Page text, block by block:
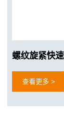
螺纹旋紧快
查看更多 >